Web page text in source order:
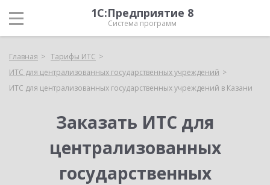
1С:Предприятие 8
Система программ
Главная
Тарифы ИТС
ИТС для централизованных государственных учреждений
ИТС для централизованных государственных учреждений в Казани
Заказать ИТС для
централизованных
государственных